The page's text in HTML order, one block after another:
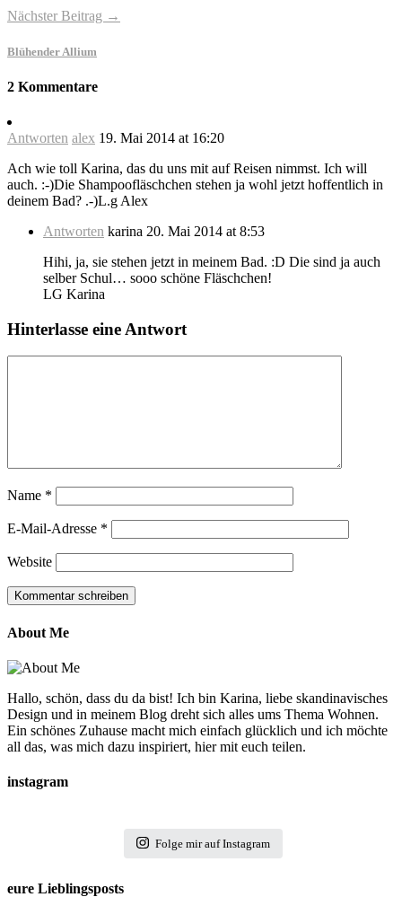
Nächster Beitrag →
Blühender Allium
2 Kommentare
Antworten alex 19. Mai 2014 at 16:20
Ach wie toll Karina, das du uns mit auf Reisen nimmst. Ich will
auch. :-)Die Shampoofläschchen stehen ja wohl jetzt hoffentlich in
deinem Bad? .-)L.g Alex
Antworten karina 20. Mai 2014 at 8:53
Hihi, ja, sie stehen jetzt in meinem Bad. :D Die sind ja auch
selber Schul… sooo schöne Fläschchen!
LG Karina
Hinterlasse eine Antwort
Name *
E-Mail-Adresse *
Website
About Me
Hallo, schön, dass du da bist! Ich bin Karina, liebe skandinavisches
Design und in meinem Blog dreht sich alles ums Thema Wohnen.
Ein schönes Zuhause macht mich einfach glücklich und ich möchte
all das, was mich dazu inspiriert, hier mit euch teilen.
instagram
Folge mir auf Instagram
eure Lieblingsposts